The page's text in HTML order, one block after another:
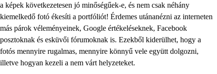
a képek következetesen jó minőségűek-e, és nem csak néhány
kiemelkedő fotó ékesíti a portfóliót! Érdemes utánanézni az interneten
más párok véleményeinek, Google értékeléseknek, Facebook
posztoknak és esküvői fórumoknak is. Ezekből kiderülhet, hogy a
fotós mennyire rugalmas, mennyire könnyű vele együtt dolgozni,
illetve hogyan kezeli a nem várt helyzeteket.